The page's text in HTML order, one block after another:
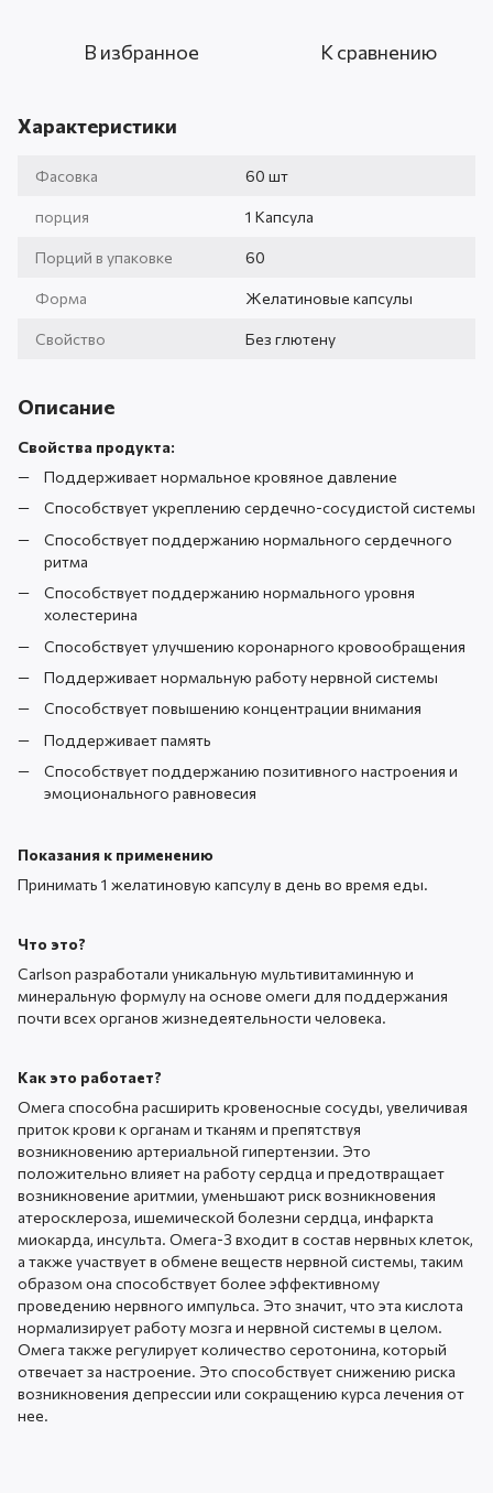
В избранное К сравнению
Характеристики
Фасовка 60 шт
порция 1 Капсула
Порций в упаковке 60
Форма Желатиновые капсулы
Свойство Без глютену
Описание
Свойства продукта:
Поддерживает нормальное кровяное давление
Способствует укреплению сердечно-сосудистой системы
Способствует поддержанию нормального сердечного
ритма
Способствует поддержанию нормального уровня
холестерина
Способствует улучшению коронарного кровообращения
Поддерживает нормальную работу нервной системы
Способствует повышению концентрации внимания
Поддерживает память
Способствует поддержанию позитивного настроения и
эмоционального равновесия
Показания к применению
Принимать 1 желатиновую капсулу в день во время еды.
Что это?
Carlson разработали уникальную мультивитаминную и
минеральную формулу на основе омеги для поддержания
почти всех органов жизнедеятельности человека.
Как это работает?
Омега способна расширить кровеносные сосуды, увеличивая
приток крови к органам и тканям и препятствуя
возникновению артериальной гипертензии. Это
положительно влияет на работу сердца и предотвращает
возникновение аритмии, уменьшают риск возникновения
атеросклероза, ишемической болезни сердца, инфаркта
миокарда, инсульта. Омега-3 входит в состав нервных клеток,
а также участвует в обмене веществ нервной системы, таким
образом она способствует более эффективному
проведению нервного импульса. Это значит, что эта кислота
нормализирует работу мозга и нервной системы в целом.
Омега также регулирует количество серотонина, который
отвечает за настроение. Это способствует снижению риска
возникновения депрессии или сокращению курса лечения от
нее.